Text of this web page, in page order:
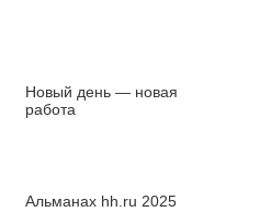
Новый день — новая
работа
Альманах hh.ru 2025